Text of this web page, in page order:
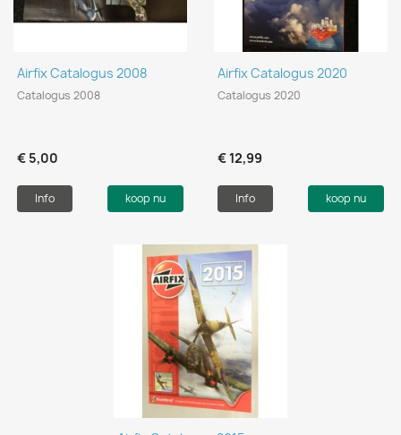
Airfix Catalogus 2008
Catalogus 2008
€ 5,00
Info koop nu
Airfix Catalogus 2020
Catalogus 2020
€ 12,99
Info koop nu